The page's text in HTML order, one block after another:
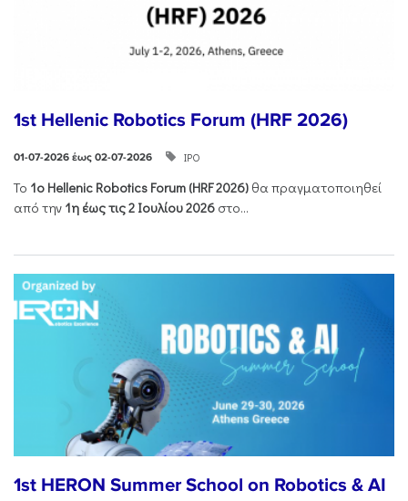
1st Hellenic Robotics Forum (HRF 2026)
01-07-2026 έως 02-07-2026 ΙΡΟ
Το 1ο Hellenic Robotics Forum (HRF2026) θα πραγματοποιηθεί
από την 1η έως τις 2 Ιουλίου 2026 στο...
1st HERON Summer School on Robotics & AI